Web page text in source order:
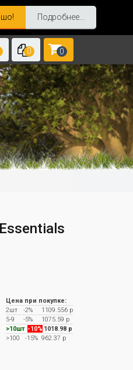
Подробнее...
0 0
Цена при покупке:
2шт
-2%
1109.556 р
5-9
-5%
1075.59 р
>10шт -10% 1018.98 р
>100
-15%962.37 р